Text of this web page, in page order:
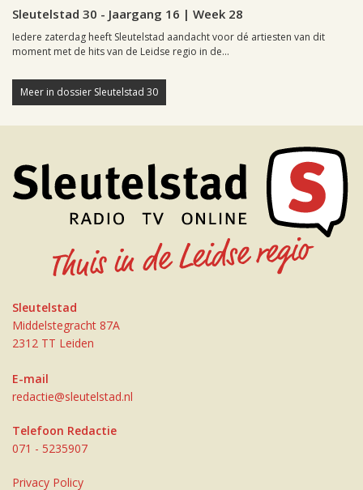
Sleutelstad 30 - Jaargang 16 | Week 28
Iedere zaterdag heeft Sleutelstad aandacht voor dé artiesten van dit
moment met de hits van de Leidse regio in de...
Meer in dossier Sleutelstad 30
Sleutelstad
Middelstegracht 87A
2312 TT Leiden
E-mail
redactie@sleutelstad.nl
Telefoon Redactie
071 - 5235907
Privacy Policy